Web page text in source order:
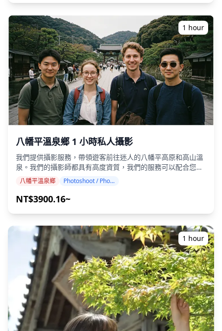
起參觀2-3個地方，例如美食攤位、居酒屋或酒吧 ◆不包含項
目 ・酒店接送 ・小費 ・交通費用 ・未包含在旅遊費用中的額
外飲品或餐點 ・個人開銷或購物 ◆附加資訊 ・本次旅行的最
多參加人數為8人。 ・兒童必須由成人陪同。 ・僅向20歲及以
上的參與者提供酒精飲品（日本的法定飲酒年齡）。 ・請注
意，餐點是在與Holiday Travel分開的廚房準備的，因此我們
無法保證無過敏餐點或滿足飲食限制。 ◆岩手縣 – 美食與夜生
活 在盛岡，大通區是該縣主要的夜生活中心，您可以在這裡享
用當地美食，如炸醬麵和碗子蕎麥麵，並搭配當地清酒。附近
的肴町提供復古風格的酒吧，非常適合懷舊的飲酒體驗。 沿著
三陸海岸的釜石和宮古等城鎮，海鮮居酒屋突顯了最新鮮的漁
獲。在花卷和一關等內陸城市，溫泉小鎮和當地酒館提供親密
的當地風格飲酒體驗。 有些地方可能不會說英語，但在當地導
有限，因此我們將檢查是否可以進行居酒屋暢飲。請隨時預
訂。
1 hour
八幡平溫泉鄉 1 小時私人攝影
我們提供攝影服務，帶領遊客前往迷人的八幡平高原和高山溫
泉。我們的攝影師都具有高度資質，我們的服務可以配合您的
旅行行程，捕捉自然構圖，並在火山高原景觀、雪牆、山景和
喜歡的拍攝地點！） 攝影服務可在八幡平溫泉鄉的任何地方進
攝影師。 原始的 100 多張照片檔案將在一周內交付，您可以
選擇您最喜歡的 10 張照片進行重新交付。我們會進行調整以
喚起特定的氛圍，如果需要，可以調整情緒和顏色。 讓我們透
過我們的攝影服務捕捉您在八幡平溫泉鄉的特別時刻！ ◆ 重
要資訊： ・如果您在預定的會面時間遲到，拍攝時間和交付的
照片數量可能會減少。 ・如果在預定日期前 3 天預測拍攝地點
會下雨，或者在拍攝當天意外下雨，則有三個選項可供選擇：
（1）重新安排日期和時間，（2）更改地點，或（3）取消拍
攝。 ![](https://assets.hldycdn.com/074a8be9-130e-4ebc-
a115-db67dd19a52e.jpg) ![]
(https://assets.hldycdn.com/8cce2f22-9beb-4257-9223-
ad44dc553458.png)
八幡平溫泉鄉 Photoshoot / Photo tour
NT$3900.16~
1 hour